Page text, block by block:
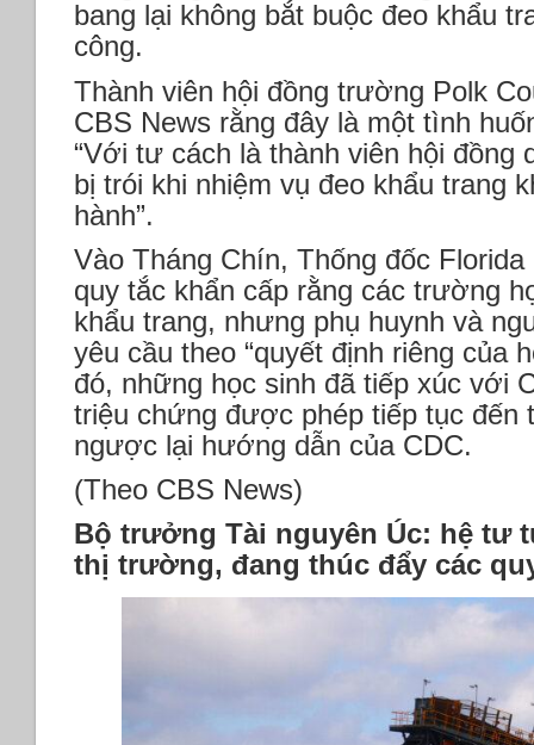
bang lại không bắt buộc đeo khẩu
công.
Thành viên hội đồng trường Polk
CBS News rằng đây là một tình
“Với tư cách là thành viên hội đồng
bị trói khi nhiệm vụ đeo khẩu trang
hành”.
Vào Tháng Chín, Thống đốc
quy tắc khẩn cấp rằng các trường
khẩu trang, nhưng phụ huynh và
yêu cầu theo “quyết định riêng của
đó, những học sinh đã tiếp xúc với
triệu chứng được phép tiếp tục đến
ngược lại hướng dẫn của CDC.
(Theo CBS News)
Bộ trưởng Tài nguyên Úc: hệ tư
thị trường, đang thúc đẩy các